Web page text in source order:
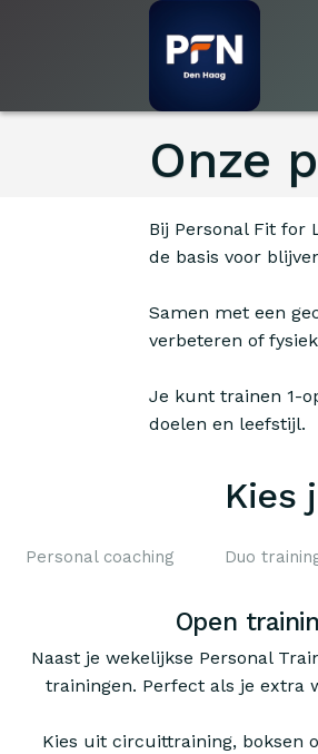
Onze
Bij Personal Fit for
de basis voor
Samen met een
verbeteren of
Je kunt trainen 1-
doelen en leefstijl.
Kies
Personal coaching Duo
Open
Naast je wekelijkse Personal
trainingen. Perfect als je extra
Kies uit circuittraining, boksen